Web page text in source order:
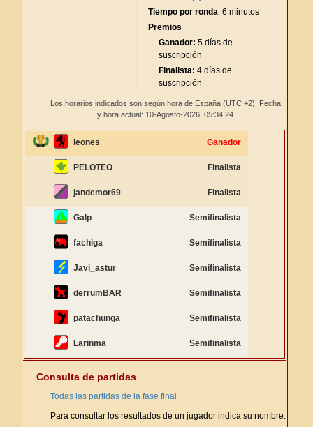
Tiempo por ronda: 6 minutos
Premios
Ganador: 5 días de
suscripción
Finalista: 4 días de
suscripción
Los horarios indicados son según hora de España (UTC +2). Fecha
y hora actual: 10-Agosto-2026, 05:34:24
leones Ganador
PELOTEO Finalista
jandemor69 Finalista
Galp Semifinalista
fachiga Semifinalista
Javi_astur Semifinalista
derrumBAR Semifinalista
patachunga Semifinalista
Larinma Semifinalista
Consulta de partidas
Todas las partidas de la fase final
Para consultar los resultados de un jugador indica su nombre: